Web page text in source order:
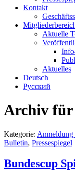
Kontakt
Aktuelle
Aktuelles
Deutsch
Русский
Archiv für
Kategorie: Anmeldung
Bulletin, Pressespiegel
Bundescup